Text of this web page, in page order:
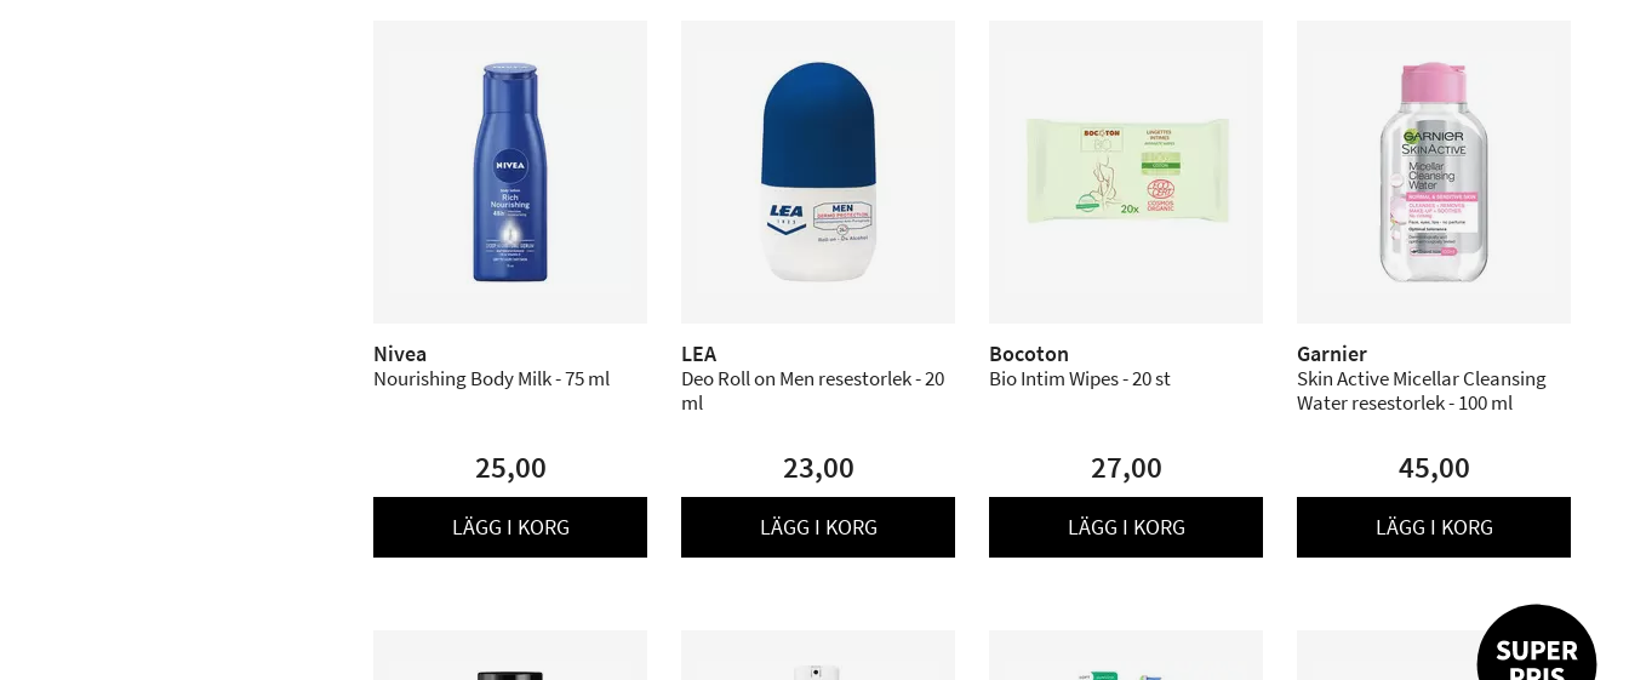
Nivea
Nourishing Body Milk - 75 ml
25,00
LÄGG I KORG
LEA
Deo Roll on Men resestorlek - 20
ml
23,00
LÄGG I KORG
Bocoton
Bio Intim Wipes - 20 st
27,00
LÄGG I KORG
Garnier
Skin Active Micellar Cleansing
Water resestorlek - 100 ml
45,00
LÄGG I KORG